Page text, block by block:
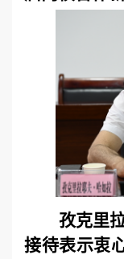
孜克里
接待表示衷